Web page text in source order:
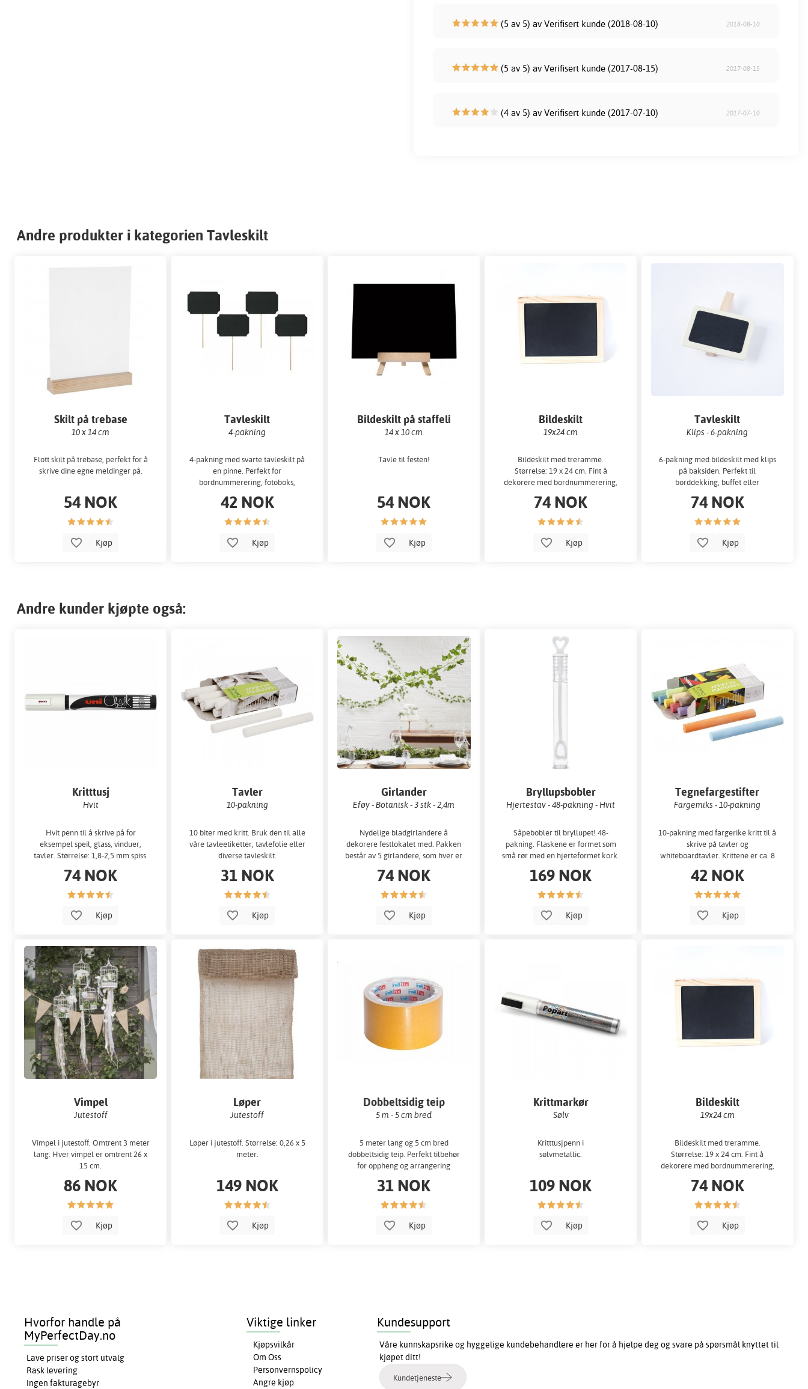
(5 av 5) av Verifisert kunde (2018-08-10) 2018-08-10
(5 av 5) av Verifisert kunde (2017-08-15) 2017-08-15
(4 av 5) av Verifisert kunde (2017-07-10) 2017-07-10
Andre produkter i kategorien Tavleskilt
Skilt på trebase
10 x 14 cm
Flott skilt på trebase, perfekt for å
skrive dine egne meldinger på.
54 NOK
Kjøp
Tavleskilt
4-pakning
4-pakning med svarte tavleskilt på
en pinne. Perfekt for
bordnummerering, fotoboks,
42 NOK
Kjøp
Bildeskilt på staffeli
14 x 10 cm
Tavle til festen!
54 NOK
Kjøp
Bildeskilt
19x24 cm
Bildeskilt med treramme.
Størrelse: 19 x 24 cm. Fint å
dekorere med bordnummerering,
74 NOK
Kjøp
Tavleskilt
Klips - 6-pakning
6-pakning med bildeskilt med klips
på baksiden. Perfekt til
borddekking, buffet eller
74 NOK
Kjøp
Andre kunder kjøpte også:
Kritttusj
Hvit
Hvit penn til å skrive på for
eksempel speil, glass, vinduer,
tavler. Størrelse: 1,8-2,5 mm spiss.
74 NOK
Kjøp
Tavler
10-pakning
10 biter med kritt. Bruk den til alle
våre tavleetiketter, tavlefolie eller
diverse tavleskilt.
31 NOK
Kjøp
Girlander
Eføy - Botanisk - 3 stk - 2,4m
Nydelige bladgirlandere å
dekorere festlokalet med. Pakken
består av 5 girlandere, som hver er
74 NOK
Kjøp
Bryllupsbobler
Hjertestav - 48-pakning - Hvit
Såpebobler til bryllupet! 48-
pakning. Flaskene er formet som
små rør med en hjerteformet kork.
169 NOK
Kjøp
Tegnefargestifter
Fargemiks - 10-pakning
10-pakning med fargerike kritt til å
skrive på tavler og
whiteboardtavler. Krittene er ca. 8
42 NOK
Kjøp
Vimpel
Jutestoff
Vimpel i jutestoff. Omtrent 3 meter
lang. Hver vimpel er omtrent 26 x
15 cm.
86 NOK
Kjøp
Løper
Jutestoff
Løper i jutestoff. Størrelse: 0,26 x 5
meter.
149 NOK
Kjøp
Dobbeltsidig teip
5 m - 5 cm bred
5 meter lang og 5 cm bred
dobbeltsidig teip. Perfekt tilbehør
for oppheng og arrangering
31 NOK
Kjøp
Krittmarkør
Sølv
Kritttusjpenn i
sølvmetallic.
109 NOK
Kjøp
Bildeskilt
19x24 cm
Bildeskilt med treramme.
Størrelse: 19 x 24 cm. Fint å
dekorere med bordnummerering,
74 NOK
Kjøp
Hvorfor handle på
MyPerfectDay.no
Lave priser og stort utvalg
Rask levering
Ingen fakturagebyr
Viktige linker
Kjøpsvilkår
Om Oss
Personvernspolicy
Angre kjøp
Kundesupport
Våre kunnskapsrike og hyggelige kundebehandlere er her for å hjelpe deg og svare på spørsmål knyttet til
kjøpet ditt!
Kundetjeneste